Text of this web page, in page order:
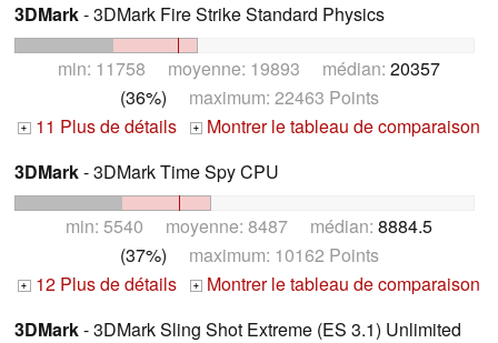
3DMark- 3DMark Fire Strike Standard Physics
min: 11758 moyenne: 19893 médian: 20357
(36%) maximum: 22463 Points
+ 11 Plus de détails +
Montrer le tableau de comparaison
3DMark- 3DMark Time Spy CPU
min: 5540 moyenne: 8487 médian: 8884.5
(37%) maximum: 10162 Points
+ 12 Plus de détails +
Montrer le tableau de comparaison
3DMark- 3DMark Sling Shot Extreme (ES 3.1) Unlimited